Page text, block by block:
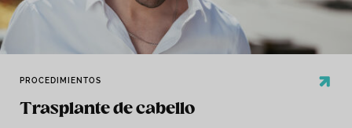
PROCEDIMIENTOS
Trasplante de cabello